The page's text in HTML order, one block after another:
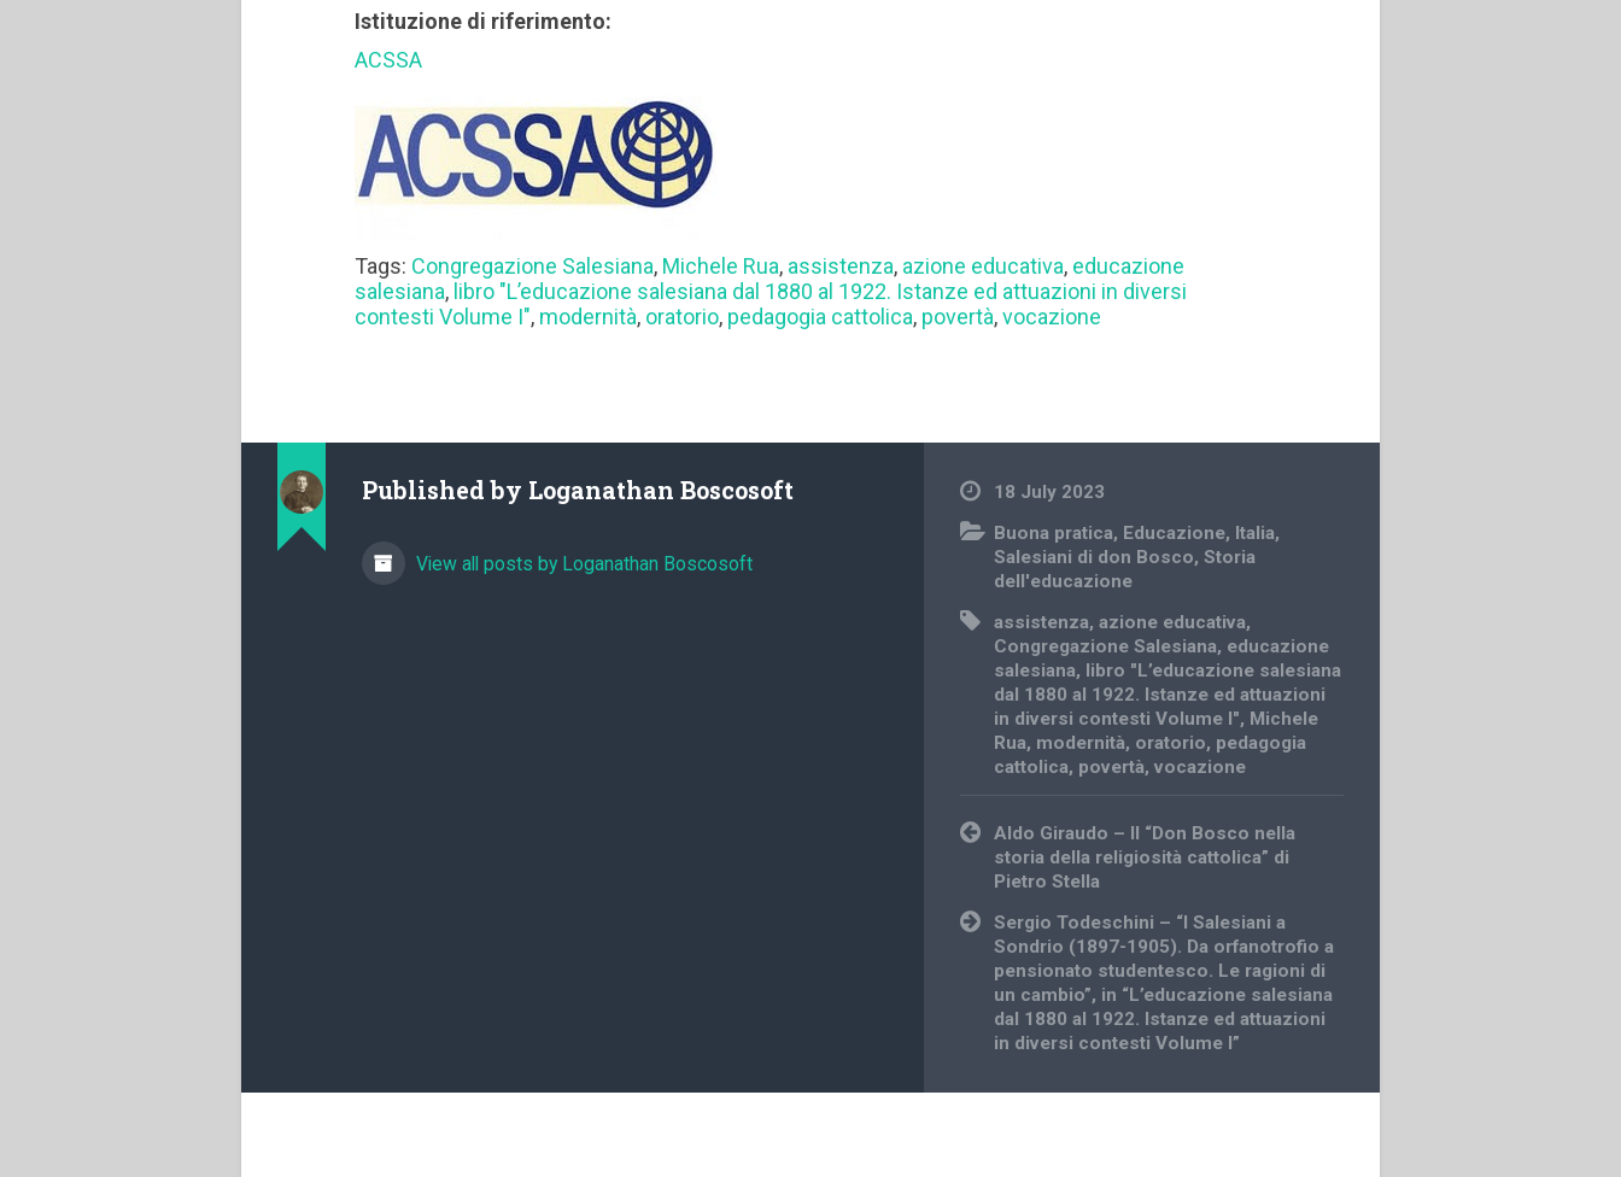
Istituzione di riferimento:
ACSSA
Tags: Congregazione Salesiana, Michele Rua, assistenza, azione educativa, educazione
salesiana, libro "L’educazione salesiana dal 1880 al 1922. Istanze ed attuazioni in diversi
contesti Volume I", modernità, oratorio, pedagogia cattolica, povertà,vocazione
Published by Loganathan Boscosoft
View all posts by Loganathan Boscosoft
18 July 2023
Buona pratica, Educazione, Italia,
Salesiani di don Bosco,Storia
dell'educazione
assistenza,azione educativa,
Congregazione Salesiana, educazione
salesiana, libro "L’educazione salesiana
dal 1880 al 1922. Istanze ed attuazioni
in diversi contesti Volume I", Michele
Rua, modernità, oratorio, pedagogia
cattolica, povertà,vocazione
Post
navigation
Aldo Giraudo – Il “Don Bosco nella
storia della religiosità cattolica” di
Pietro Stella
Sergio Todeschini – “I Salesiani a
Sondrio (1897-1905). Da orfanotrofio a
pensionato studentesco. Le ragioni di
un cambio”, in “L’educazione salesiana
dal 1880 al 1922. Istanze ed attuazioni
in diversi contesti Volume I”